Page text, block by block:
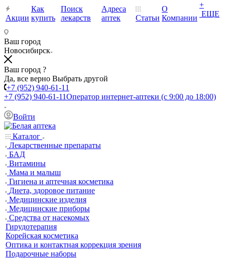
Акции
Как
купить
Поиск
лекарств
Адреса
аптек
Статьи
О
Компании
+
ЕЩЕ
Ваш город
Новосибирск
Ваш город ?
Да, все верно Выбрать другой
+7 (952) 940-61-11
+7 (952) 940-61-11Оператор интернет-аптеки (с 9:00 до 18:00)
Войти
Каталог
Лекарственные препараты
БАД
Витамины
Мама и малыш
Гигиена и аптечная косметика
Диета, здоровое питание
Медицинские изделия
Медицинские приборы
Средства от насекомых
Гирудотерапия
Корейская косметика
Оптика и контактная коррекция зрения
Подарочные наборы